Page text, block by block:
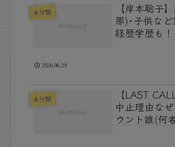
未分類
【岸本聡子
那)･子供な
経歴学歴も！
2026.06.29
未分類
【LAST
中止理由な
ウント誰(何